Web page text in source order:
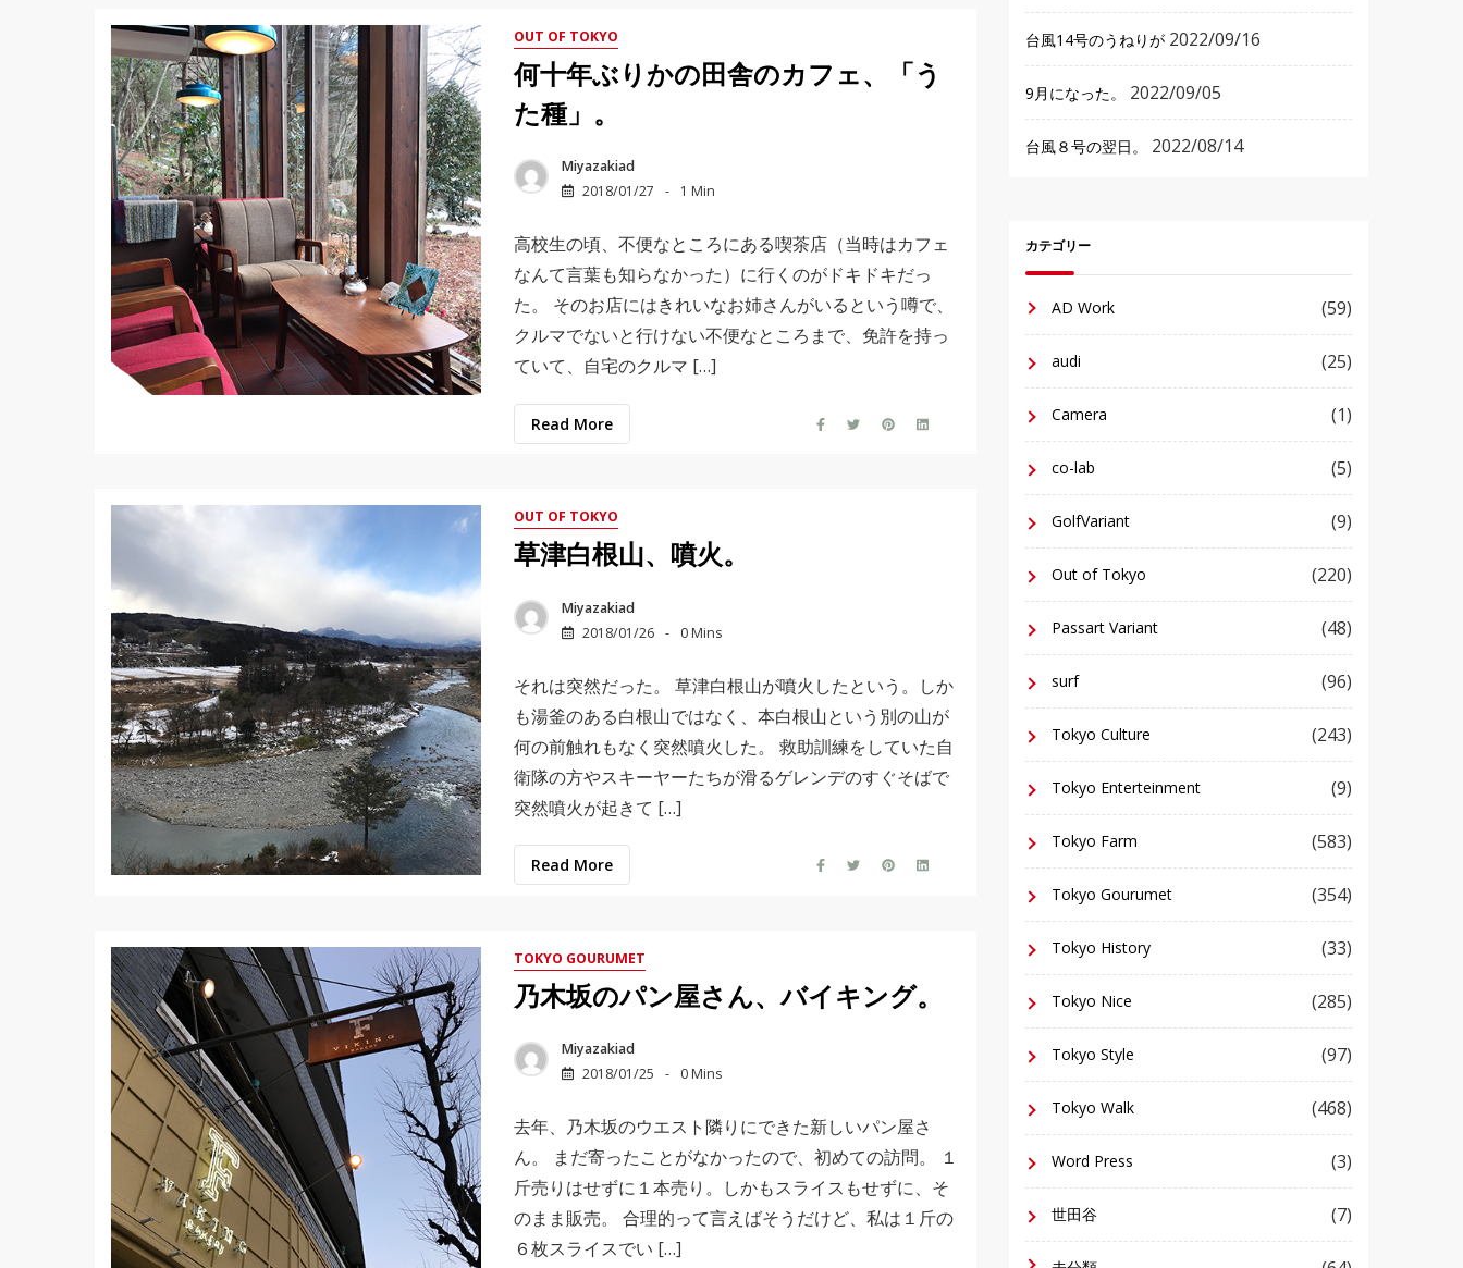
OUT OF TOKYO
何十年ぶりかの田舎のカフェ、「う
た種」。
Miyazakiad
2018/01/27
1 Min
高校生の頃、不便なところにある喫茶店（当時はカフェ
なんて言葉も知らなかった）に行くのがドキドキだっ
た。 そのお店にはきれいなお姉さんがいるという噂で、
クルマでないと行けない不便なところまで、免許を持っ
ていて、自宅のクルマ […]
Read More
OUT OF TOKYO
草津白根山、噴火。
Miyazakiad
2018/01/26
0 Mins
それは突然だった。 草津白根山が噴火したという。しか
も湯釜のある白根山ではなく、本白根山という別の山が
何の前触れもなく突然噴火した。 救助訓練をしていた自
衛隊の方やスキーヤーたちが滑るゲレンデのすぐそばで
突然噴火が起きて […]
Read More
TOKYO GOURUMET
乃木坂のパン屋さん、バイキング。
Miyazakiad
2018/01/25
0 Mins
去年、乃木坂のウエスト隣りにできた新しいパン屋さ
ん。 まだ寄ったことがなかったので、初めての訪問。 １
斤売りはせずに１本売り。しかもスライスもせずに、そ
のまま販売。 合理的って言えばそうだけど、私は１斤の
６枚スライスでい […]
台風14号のうねりが 2022/09/16
9月になった。 2022/09/05
台風８号の翌日。 2022/08/14
カテゴリー
AD Work (59)
audi (25)
Camera (1)
co-lab (5)
GolfVariant (9)
Out of Tokyo (220)
Passart Variant (48)
surf (96)
Tokyo Culture (243)
Tokyo Enterteinment (9)
Tokyo Farm (583)
Tokyo Gourumet (354)
Tokyo History (33)
Tokyo Nice (285)
Tokyo Style (97)
Tokyo Walk (468)
Word Press (3)
世田谷 (7)